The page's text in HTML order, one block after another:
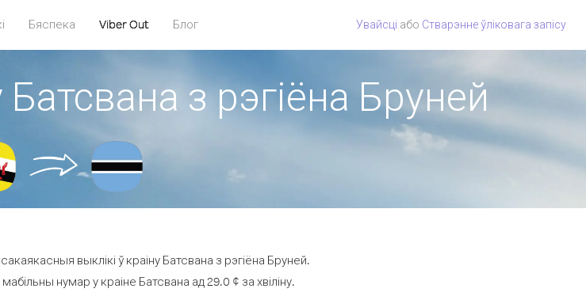
Бяспека Viber Out Блог Увайсці або Стварэнне ўліковага запісу
з рэгіёна Бруней
выклікі ў краіну Батсвана з рэгіёна Бруней.
нумар у краіне Батсвана ад 29.0 ¢ за хвіліну.